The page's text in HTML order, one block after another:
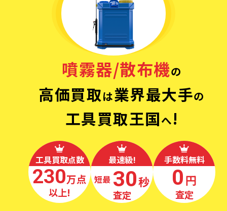
噴霧器/散布機の
高価買取は業界最大手の
工具買取王国へ!
工具買取点数
230万点
以上!
最速級!
最短 30秒
査定
手数料無料
0円
査定